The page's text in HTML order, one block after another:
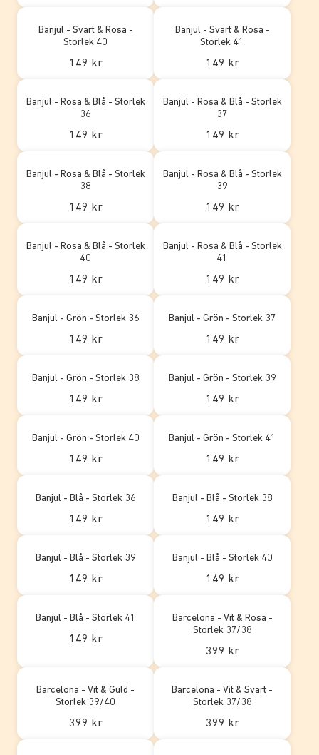
Banjul - Svart & Rosa -
Storlek 40
149 kr
Banjul - Svart & Rosa -
Storlek 41
149 kr
Banjul - Rosa & Blå - Storlek
36
149 kr
Banjul - Rosa & Blå - Storlek
37
149 kr
Banjul - Rosa & Blå - Storlek
38
149 kr
Banjul - Rosa & Blå - Storlek
39
149 kr
Banjul - Rosa & Blå - Storlek
40
149 kr
Banjul - Rosa & Blå - Storlek
41
149 kr
Banjul - Grön - Storlek 36
149 kr
Banjul - Grön - Storlek 37
149 kr
Banjul - Grön - Storlek 38
149 kr
Banjul - Grön - Storlek 39
149 kr
Banjul - Grön - Storlek 40
149 kr
Banjul - Grön - Storlek 41
149 kr
Banjul - Blå - Storlek 36
149 kr
Banjul - Blå - Storlek 38
149 kr
Banjul - Blå - Storlek 39
149 kr
Banjul - Blå - Storlek 40
149 kr
Banjul - Blå - Storlek 41
149 kr
Barcelona - Vit & Rosa -
Storlek 37/38
399 kr
Barcelona - Vit & Guld -
Storlek 39/40
399 kr
Barcelona - Vit & Svart -
Storlek 37/38
399 kr